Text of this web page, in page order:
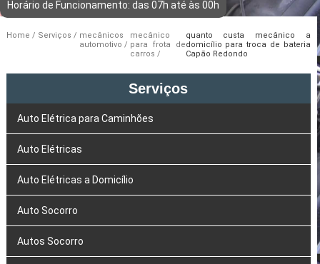
Home Serviços
mecânicos
automotivo
mecânico
para frota de
carros
quanto custa mecânico a
domicílio para troca de bateria
Capão Redondo
Serviços
Auto Elétrica para Caminhões
Auto Elétricas
Auto Elétricas a Domicílio
Auto Socorro
Autos Socorro